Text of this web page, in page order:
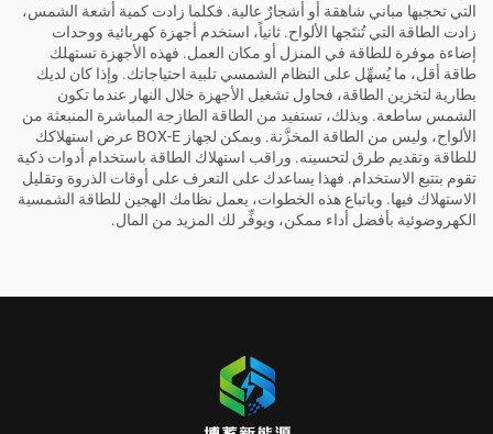
التي تحجبها مباني شاهقة أو أشجارٌ عالية. فكلما زادت كمية أشعة الشمس،
زادت الطاقة التي تُنتَجها الألواح. ثانياً، استخدم أجهزة كهربائية ووحدات
إضاءة موفرة للطاقة في المنزل أو مكان العمل. فهذه الأجهزة تستهلك
طاقة أقل، ما يُسهِّل على النظام الشمسي تلبية احتياجاتك. وإذا كان لديك
بطارية لتخزين الطاقة، فحاول تشغيل الأجهزة خلال النهار عندما تكون
الشمس ساطعة. وبذلك، تستفيد من الطاقة الطازجة المباشرة المنبعثة من
الألواح، وليس من الطاقة المخزَّنة. ويمكن لجهاز BOX-E عرض استهلاكك
للطاقة وتقديم طرق لتحسينه. وراقب استهلاك الطاقة باستخدام أدوات ذكية
تقوم بتتبع الاستخدام. فهذا يساعدك على التعرف على أوقات الذروة وتقليل
الاستهلاك فيها. وباتباع هذه الخطوات، يعمل نظامك الهجين للطاقة الشمسية
الكهروضوئية بأفضل أداء ممكن، ويوفِّر لك المزيد من المال.